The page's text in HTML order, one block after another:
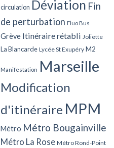
circulation Déviation Fin
de perturbation Fluo Bus
Grève Itinéraire rétabli Joliette
La Blancarde Lycée St Exupéry M2
Manifestation Marseille
Modification
d'itinéraire MPM
Métro Métro Bougainville
Métro La Rose Métro Rond-Point